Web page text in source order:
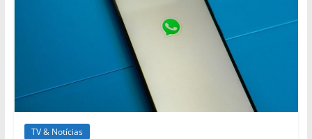
TV & Notícias